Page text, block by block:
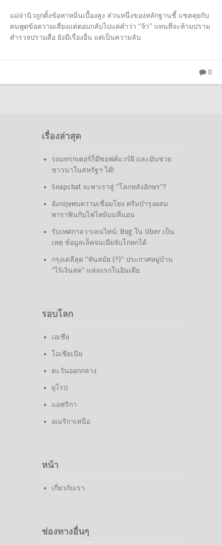
แม่จ่านิวถูกตั้งข้อหาหมิ่นเบื้องสูง ส่วนหนึ่งของหลักฐานชี้ แชตคุยกับ
คนพูดข้อความเสี่ยงแต่ตอบกลับไปแค่คำว่า “จ้า” แทนที่จะห้ามปราม
ตำรวจปรามสื่อ ยังมีเรื่องอื่น แต่เป็นความลับ
0
เรื่องล่าสุด
รถแทรกเตอร์ก็มีซอฟต์แวร์ผี และมันช่วย
ชาวนาในสหรัฐฯ ได้!
Snapchat จะพาเราสู่ “โลกหลังอักษร”?
อังกฤษพบความเชื่อมโยง ครีมบำรุงผสม
พาราฟินกับไฟไหม้บนที่นอน
รับเทศกาลวาเลนไทน์: Bug ใน Uber เป็น
เหตุ ข้อมูลเล็ดจนเมียจับโกหกได้
กรุงเดลีสุด “ทันสมัย (?)” ประกาศหมู่บ้าน
“ไร้เงินสด” แห่งแรกในอินเดีย
รอบโลก
เอเชีย
โอเชียเนีย
ตะวันออกกลาง
ยุโรป
แอฟริกา
อเมริกาเหนือ
หน้า
เกี่ยวกับเรา
ช่องทางอื่นๆ